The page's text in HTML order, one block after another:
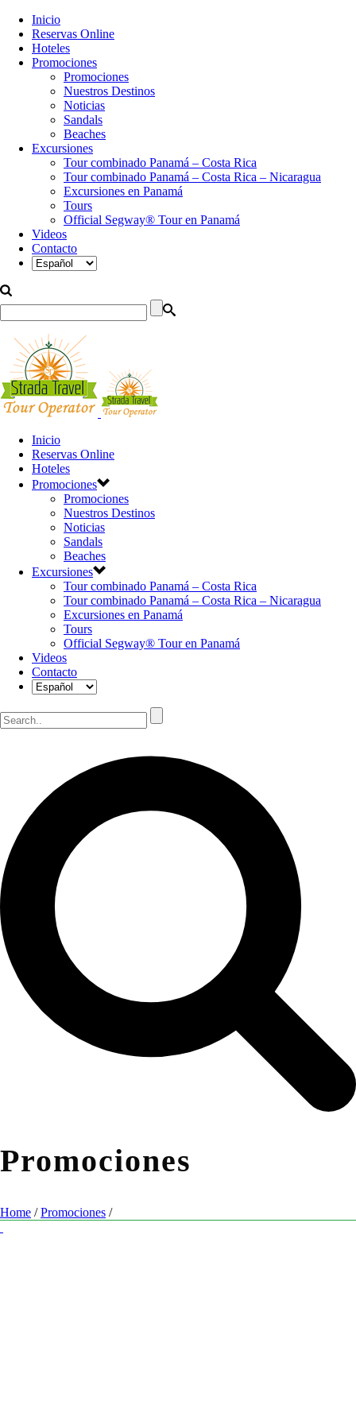
Inicio
Reservas Online
Hoteles
Promociones
Promociones
Nuestros Destinos
Noticias
Sandals
Beaches
Excursiones
Tour combinado Panamá – Costa Rica
Tour combinado Panamá – Costa Rica – Nicaragua
Excursiones en Panamá
Tours
Official Segway® Tour en Panamá
Videos
Contacto
Inicio
Reservas Online
Hoteles
Promociones
Promociones
Nuestros Destinos
Noticias
Sandals
Beaches
Excursiones
Tour combinado Panamá – Costa Rica
Tour combinado Panamá – Costa Rica – Nicaragua
Excursiones en Panamá
Tours
Official Segway® Tour en Panamá
Videos
Contacto
Promociones
Home /Promociones /